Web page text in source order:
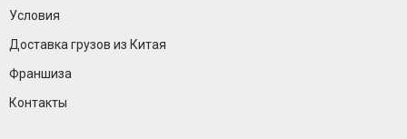
Условия
Доставка грузов из Китая
Франшиза
Контакты